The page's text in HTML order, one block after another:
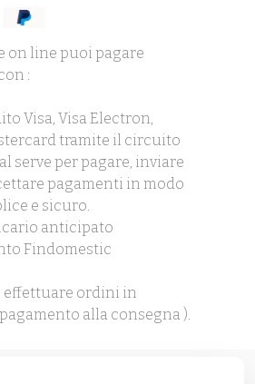
on line puoi pagare
:
Visa, Visa Electron,
tramite il circuito
serve per pagare, inviare
pagamenti in modo
e sicuro.
anticipato
Findomestic
effettuare ordini in
alla consegna ).